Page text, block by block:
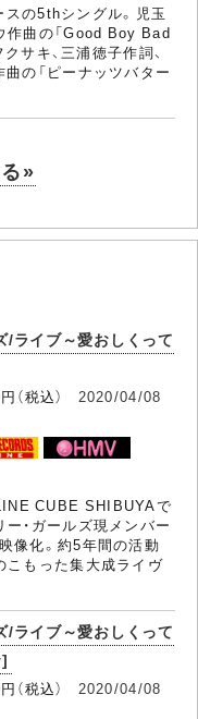
の5thシングル。児玉
作曲の「Good Boy Bad
サキ、三浦徳子作詞、
曲の「ピーナッツバター
»
/ライブ～愛おしくって
税込） 2020/04/08
CUBE SHIBUYAで
・ガールズ現メンバー
像化。約5年間の活動
こもった集大成ライヴ
/ライブ～愛おしくって
税込） 2020/04/08